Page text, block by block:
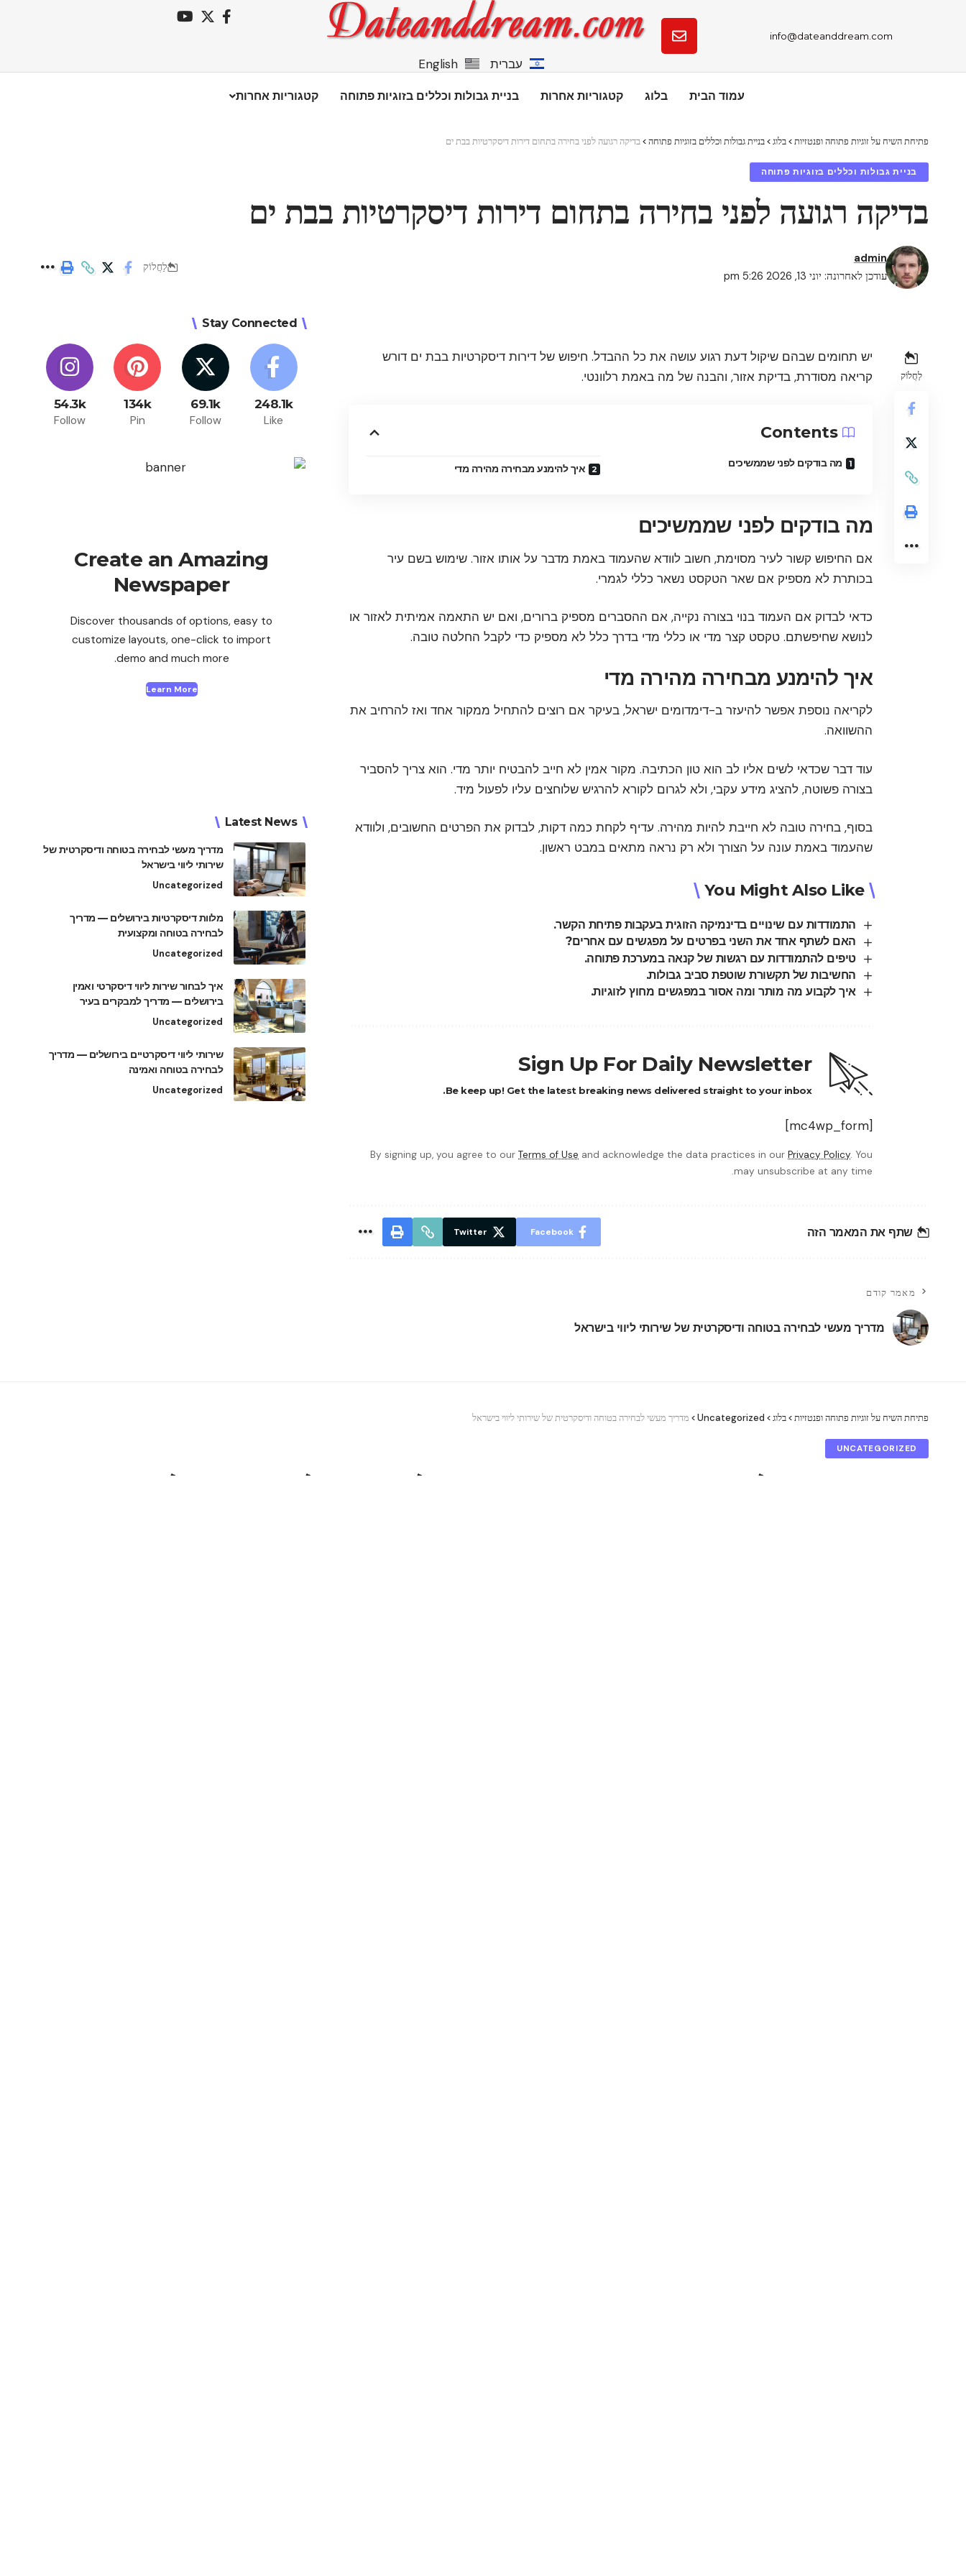
info@dateanddream.com
עברית English
עמוד הבית בלוג קטגוריות אחרות בניית גבולות וכללים בזוגיות פתוחה קטגוריות אחרות
פתיחת השיח על זוגיות פתוחה ופנטזיות>בלוג>בניית גבולות וכללים בזוגיות פתוחה>בדיקה רגועה לפני בחירה בתחום דירות דיסקרטיות בבת ים
בניית גבולות וכללים בזוגיות פתוחה
בדיקה רגועה לפני בחירה בתחום דירות דיסקרטיות בבת ים
עודכן לאחרונה: יוני 13, 2026 5:26 pm
admin
לַחֲלוֹק
לַחֲלוֹק
יש תחומים שבהם שיקול דעת רגוע עושה את כל ההבדל. חיפוש של דירות דיסקרטיות בבת ים דורש
קריאה מסודרת, בדיקת אזור, והבנה של מה באמת רלוונטי.
Contents
מה בודקים לפני שממשיכים איך להימנע מבחירה מהירה מדי
מה בודקים לפני שממשיכים
אם החיפוש קשור לעיר מסוימת, חשוב לוודא שהעמוד באמת מדבר על אותו אזור. שימוש בשם עיר
בכותרת לא מספיק אם שאר הטקסט נשאר כללי לגמרי.
כדאי לבדוק אם העמוד בנוי בצורה נקייה, אם ההסברים מספיק ברורים, ואם יש התאמה אמיתית לאזור או
לנושא שחיפשתם. טקסט קצר מדי או כללי מדי בדרך כלל לא מספיק כדי לקבל החלטה טובה.
איך להימנע מבחירה מהירה מדי
לקריאה נוספת אפשר להיעזר ב-דימדומים ישראל, בעיקר אם רוצים להתחיל ממקור אחד ואז להרחיב את
ההשוואה.
עוד דבר שכדאי לשים אליו לב הוא טון הכתיבה. מקור אמין לא חייב להבטיח יותר מדי. הוא צריך להסביר
בצורה פשוטה, להציג מידע עקבי, ולא לגרום לקורא להרגיש שלוחצים עליו לפעול מיד.
בסוף, בחירה טובה לא חייבת להיות מהירה. עדיף לקחת כמה דקות, לבדוק את הפרטים החשובים, ולוודא
שהעמוד באמת עונה על הצורך ולא רק נראה מתאים במבט ראשון.
You Might Also Like
התמודדות עם שינויים בדינמיקה הזוגית בעקבות פתיחת הקשר.
האם לשתף אחד את השני בפרטים על מפגשים עם אחרים?
טיפים להתמודדות עם רגשות של קנאה במערכת פתוחה.
החשיבות של תקשורת שוטפת סביב גבולות.
איך לקבוע מה מותר ומה אסור במפגשים מחוץ לזוגיות.
Sign Up For Daily Newsletter
Be keep up! Get the latest breaking news delivered straight to your inbox.
[mc4wp_form]
By signing up, you agree to our Terms of Use and acknowledge the data practices in our Privacy Policy. You
may unsubscribe at any time.
שתף את המאמר הזה Facebook
Twitter
מאמר קודם
מדריך מעשי לבחירה בטוחה ודיסקרטית של שירותי ליווי בישראל
Stay Connected
248.1k
Like
69.1k
Follow
134k
Pin
54.3k
Follow
Create an Amazing
Newspaper
Discover thousands of options, easy to
customize layouts, one-click to import
demo and much more.
Learn More
Latest News
מדריך מעשי לבחירה בטוחה ודיסקרטית של
שירותי ליווי בישראל
Uncategorized
מלוות דיסקרטיות בירושלים — מדריך
לבחירה בטוחה ומקצועית
Uncategorized
איך לבחור שירות ליווי דיסקרטי ואמין
בירושלים — מדריך למבקרים בעיר
Uncategorized
שירותי ליווי דיסקרטיים בירושלים — מדריך
לבחירה בטוחה ואמינה
Uncategorized
פתיחת השיח על זוגיות פתוחה ופנטזיות>בלוג>
Uncategorized
> מדריך מעשי לבחירה בטוחה ודיסקרטית של שירותי ליווי בישראל
UNCATEGORIZED
מדריך מעשי לבחירה בטוחה ודיסקרטית של שירותי ליווי בישראל